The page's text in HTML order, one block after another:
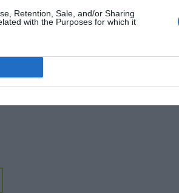
Retention, Sale, and/or Sharing
with the Purposes for which it